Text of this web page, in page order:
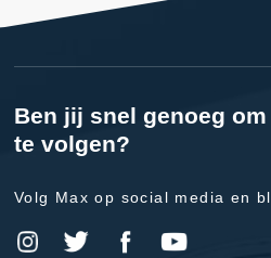
Ben jij snel genoeg
te volgen?
Volg Max op social media en